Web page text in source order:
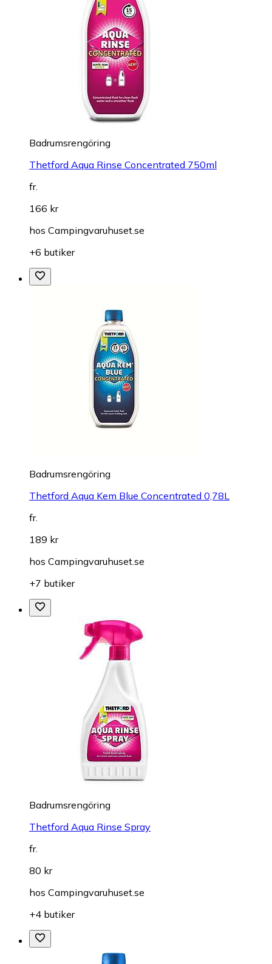
Badrumsrengöring
Thetford Aqua Rinse Concentrated 750ml
fr.
166 kr
hos Campingvaruhuset.se
+6 butiker
Badrumsrengöring
Thetford Aqua Kem Blue Concentrated 0,78L
fr.
189 kr
hos Campingvaruhuset.se
+7 butiker
Badrumsrengöring
Thetford Aqua Rinse Spray
fr.
80 kr
hos Campingvaruhuset.se
+4 butiker